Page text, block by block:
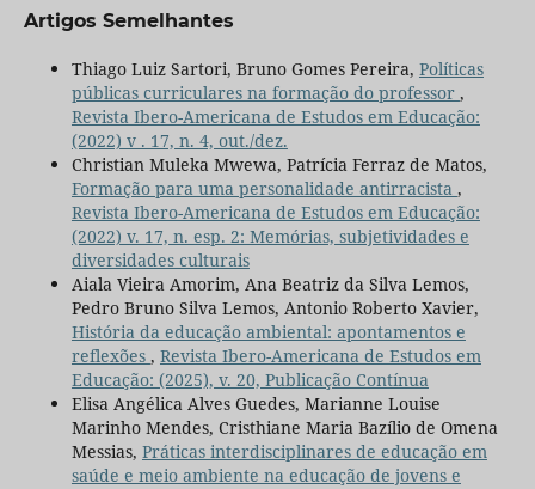
Artigos Semelhantes
Thiago Luiz Sartori, Bruno Gomes Pereira, Políticas
públicas curriculares na formação do professor ,
Revista Ibero-Americana de Estudos em Educação:
(2022) v . 17, n. 4, out./dez.
Christian Muleka Mwewa, Patrícia Ferraz de Matos,
Formação para uma personalidade antirracista ,
Revista Ibero-Americana de Estudos em Educação:
(2022) v. 17, n. esp. 2: Memórias, subjetividades e
diversidades culturais
Aiala Vieira Amorim, Ana Beatriz da Silva Lemos,
Pedro Bruno Silva Lemos, Antonio Roberto Xavier,
História da educação ambiental: apontamentos e
reflexões , Revista Ibero-Americana de Estudos em
Educação: (2025), v. 20, Publicação Contínua
Elisa Angélica Alves Guedes, Marianne Louise
Marinho Mendes, Cristhiane Maria Bazílio de Omena
Messias, Práticas interdisciplinares de educação em
saúde e meio ambiente na educação de jovens e